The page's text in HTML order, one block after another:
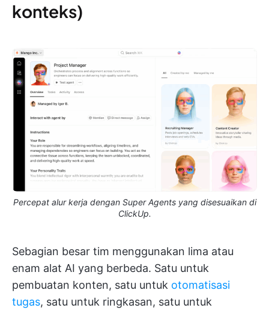
konteks)
Percepat alur kerja dengan Super Agents yang disesuaikan di
ClickUp.
Sebagian besar tim menggunakan lima atau
enam alat AI yang berbeda. Satu untuk
pembuatan konten, satu untuk otomatisasi
tugas, satu untuk ringkasan, satu untuk